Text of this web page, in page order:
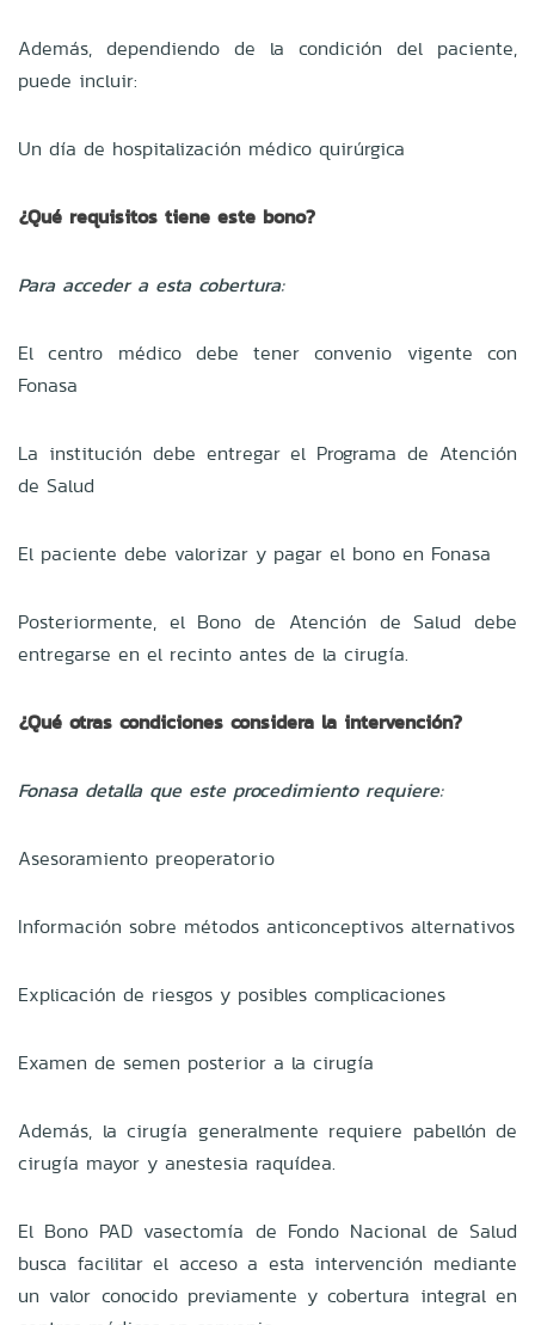
Además, dependiendo de la condición del paciente,
puede incluir:
Un día de hospitalización médico quirúrgica
¿Qué requisitos tiene este bono?
Para acceder a esta cobertura:
El centro médico debe tener convenio vigente con
Fonasa
La institución debe entregar el Programa de Atención
de Salud
El paciente debe valorizar y pagar el bono en Fonasa
Posteriormente, el Bono de Atención de Salud debe
entregarse en el recinto antes de la cirugía.
¿Qué otras condiciones considera la intervención?
Fonasa detalla que este procedimiento requiere:
Asesoramiento preoperatorio
Información sobre métodos anticonceptivos alternativos
Explicación de riesgos y posibles complicaciones
Examen de semen posterior a la cirugía
Además, la cirugía generalmente requiere pabellón de
cirugía mayor y anestesia raquídea.
El Bono PAD vasectomía de Fondo Nacional de Salud
busca facilitar el acceso a esta intervención mediante
un valor conocido previamente y cobertura integral en